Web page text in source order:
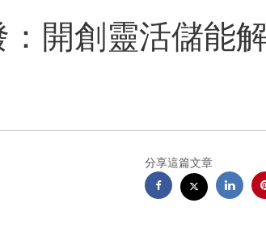
開創靈活儲能
分享這篇文章